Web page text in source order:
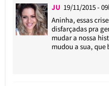
JU 19/11/2015 -
Aninha, essas
disfarçadas pra
mudar a nossa
mudou a sua, que